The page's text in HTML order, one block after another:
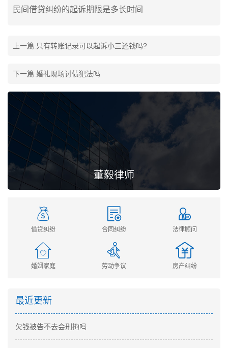
民间借贷纠纷的起诉期限是多长时间
上一篇:只有转账记录可以起诉小三还钱吗?
下一篇:婚礼现场讨债犯法吗
董毅律师
借贷纠纷 合同纠纷 法律顾问
婚姻家庭 劳动争议 房产纠纷
最近更新
欠钱被告不去会刑拘吗